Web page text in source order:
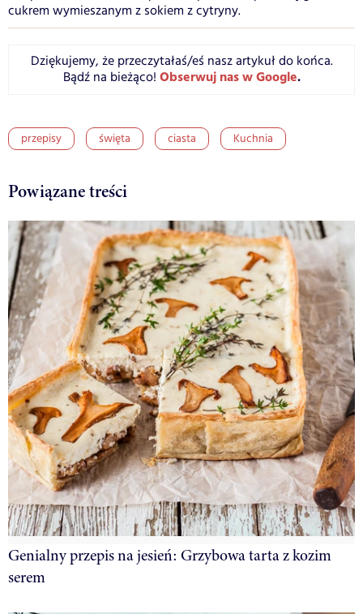
cukrem wymieszanym z sokiem z cytryny.
Dziękujemy, że przeczytałaś/eś nasz artykuł do końca.
Bądź na bieżąco! Obserwuj nas w Google.
przepisy święta ciasta Kuchnia
Powiązane treści
Genialny przepis na jesień: Grzybowa tarta z kozim
serem